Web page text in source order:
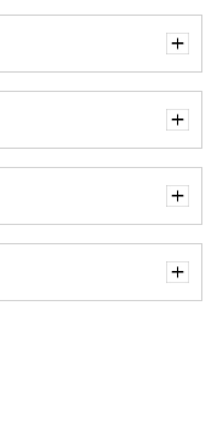
く
く
く
く